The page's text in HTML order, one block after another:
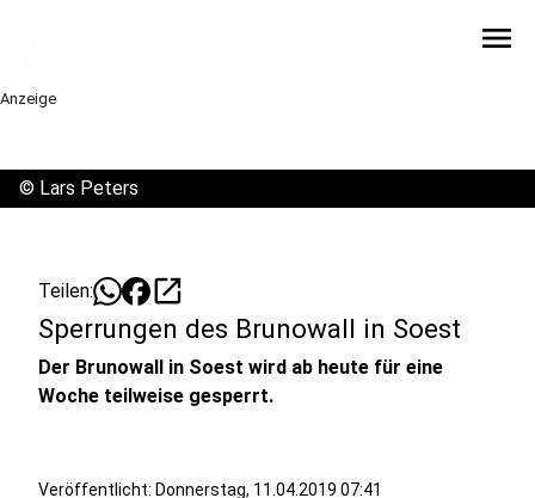
menu
Anzeige
© Lars Peters
Teilen: open_in_new
Sperrungen des Brunowall in Soest
Der Brunowall in Soest wird ab heute für eine
Woche teilweise gesperrt.
Veröffentlicht: Donnerstag, 11.04.2019 07:41